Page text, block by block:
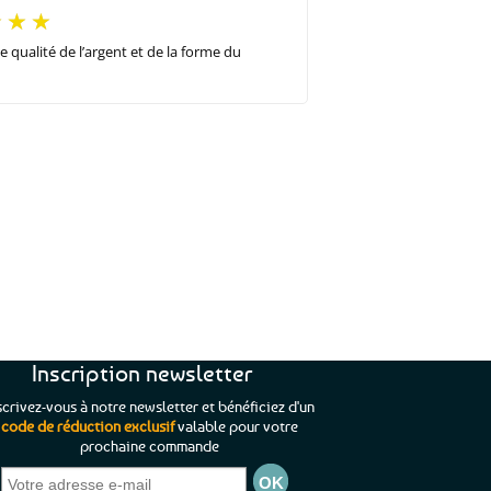
qualité de l’argent et de la forme du
loin de l’océan,
du transport
“Que du bonheur. La Bretagne à
portée de mains moi qui suis si loin
Inscription newsletter
vous à notre newsletter et bénéficiez d'un
code de réduction exclusifvalable pour votre
prochaine commande